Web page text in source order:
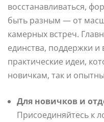
восстанавливаться,
быть разным — от
камерных встреч.
единства, поддержки и
практические идеи,
новичкам, так и
Для новичков и
Присоединяйтесь к